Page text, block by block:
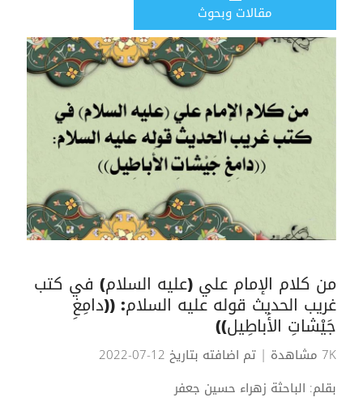
مقالات وبحوث
من كلام الإمام علي (عليه السلام) في كتب
غريب الحديث قوله عليه السلام: ((دامِغِ
جَيْشاتِ الأَباطِيل))
7K مشاهدة
| تم اضافته بتاريخ 12-07-2022
بقلم: الباحثة زهراء حسين جعفر